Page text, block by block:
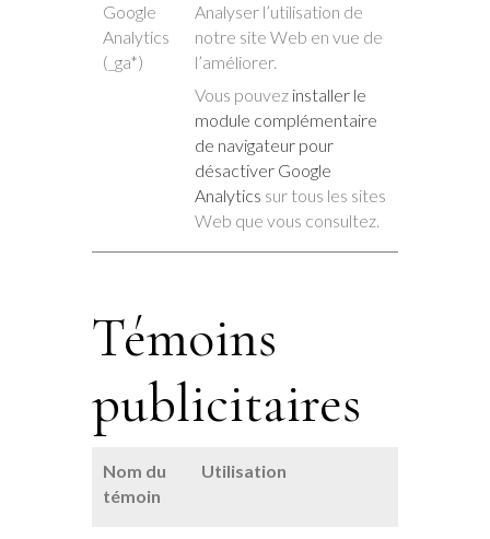
Google
Analytics
(_ga*)
Analyser l’utilisation de
notre site Web en vue de
l’améliorer.
Vous pouvez installer le
module complémentaire
de navigateur pour
désactiver Google
Analytics sur tous les sites
Web que vous consultez.
Témoins
publicitaires
Nom du
témoin
Utilisation